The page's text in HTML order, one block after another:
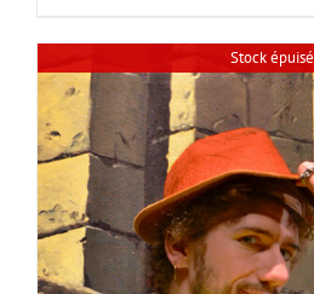
Stock épuisé